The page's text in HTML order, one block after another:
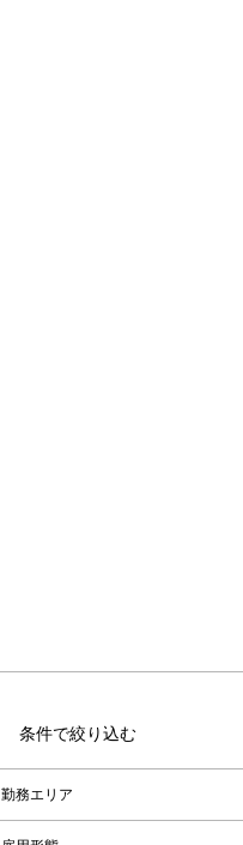
条件で絞り込む
勤務エリア